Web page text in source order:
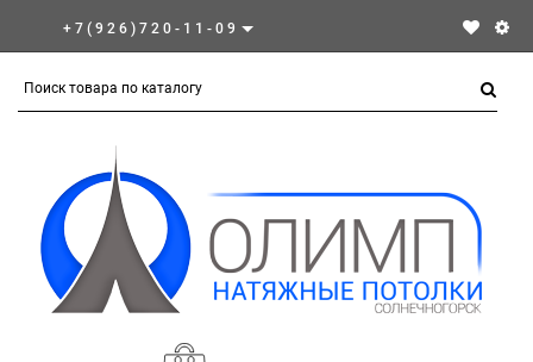
+7(926)720-11-09